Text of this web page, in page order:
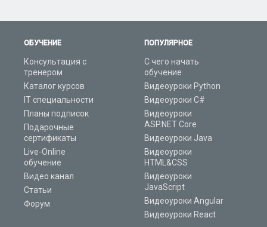
ОБУЧЕНИЕ
Консультация с
тренером
Каталог курсов
IT специальности
Планы подписок
Подарочные
сертификаты
Live-Online
обучение
Видео канал
Статьи
Форум
ПОПУЛЯРНОЕ
С чего начать
обучение
Видеоуроки Python
Видеоуроки C#
Видеоуроки
ASP.NET Core
Видеоуроки Java
Видеоуроки
HTML&CSS
Видеоуроки
JavaScript
Видеоуроки Angular
Видеоуроки React